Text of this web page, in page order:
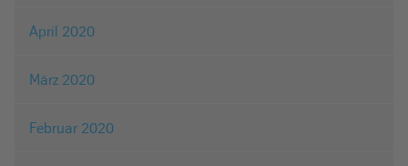
April 2020
März 2020
Februar 2020